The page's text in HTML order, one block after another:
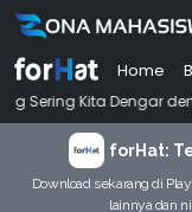
Home
Dengar dengan Ini
forHat:
Download sekarang di
lainnya dan